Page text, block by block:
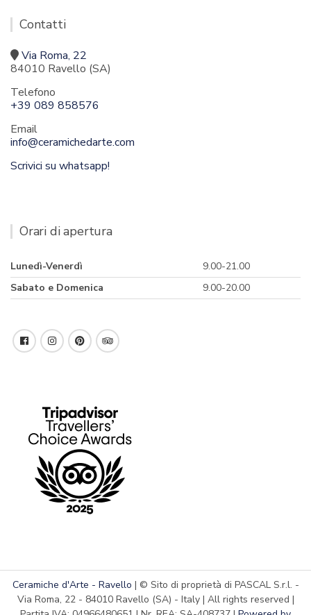
Contatti
Via Roma, 22
84010 Ravello (SA)
Telefono
+39 089 858576
Email
info@ceramichedarte.com
Scrivici su whatsapp!
Orari di apertura
Lunedì-Venerdì
9.00-21.00
Sabato e Domenica
9.00-20.00
Ceramiche d'Arte - Ravello | © Sito di proprietà di PASCAL S.r.l. -
Via Roma, 22 - 84010 Ravello (SA) - Italy | All rights reserved |